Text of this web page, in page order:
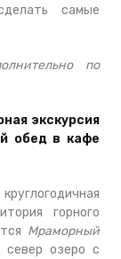
самые
по
экскурсия
обед в кафе
горного
Мраморный
озеро с